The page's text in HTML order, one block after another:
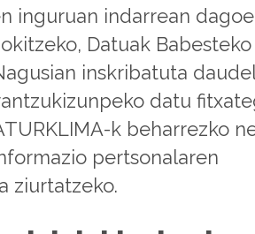
inguruan indarrean
Datuak Babesteko
inskribatuta
datu
k beharrezko
pertsonalaren
ziurtatzeko.